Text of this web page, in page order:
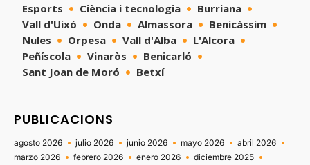
Esports
Ciència i tecnologia
Burriana
Vall d'Uixó
Onda Almassora
Benicàssim
Nules
Orpesa Vall d'Alba
L'Alcora
Peñíscola
Vinaròs
Benicarló
Sant Joan de Moró
Betxí
PUBLICACIONS
agosto 2026 julio 2026 junio 2026 mayo 2026
abril 2026
marzo 2026
febrero 2026 enero 2026
diciembre 2025